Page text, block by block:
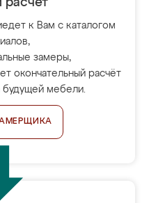
расчет
к Вам с каталогом
замеры,
окончательный расчёт
мебели.